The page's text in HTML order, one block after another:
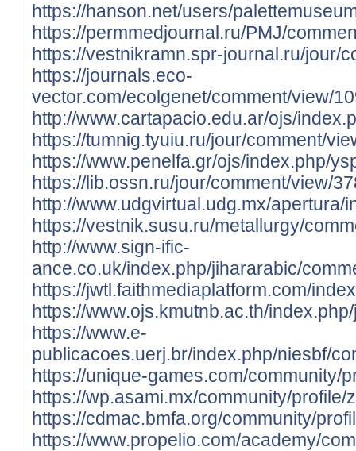
https://hanson.net/users/
https://permmedjournal.ru/PMJ/
https://vestnikramn.spr-journal.ru/jour/
https://journals.eco-
vector.com/ecolgenet/comment/view/
http://www.cartapacio.edu.ar/ojs/
https://tumnig.tyuiu.ru/jour/comment/
https://www.penelfa.gr/ojs/index.php/
https://lib.ossn.ru/jour/comment/view/
http://www.udgvirtual.udg.mx/
https://vestnik.susu.ru/metallurgy/
http://www.sign-ific-
ance.co.uk/index.php/jihararabic/
https://jwtl.faithmediaplatform.com/
https://www.ojs.kmutnb.ac.th/
https://www.e-
publicacoes.uerj.br/index.php/niesbf/
https://unique-games.com/community/
https://wp.asami.mx/community/profile/
https://cdmac.bmfa.org/community/
https://www.propelio.com/academy/